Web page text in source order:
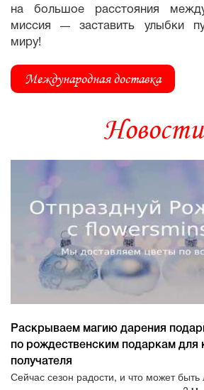
на большое расстояния
миссия— заставить улыбки
миру!
Международная доставка
Новости
Раскрываем магию дарения
по рождественским подаркам для
получателя
Сейчас сезон радости, и что может